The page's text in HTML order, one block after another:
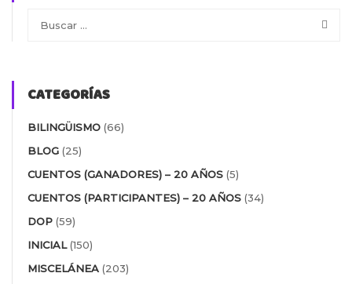
CATEGORÍAS
BILINGÜISMO (66)
BLOG (25)
CUENTOS (GANADORES) – 20 AÑOS (5)
CUENTOS (PARTICIPANTES) – 20 AÑOS (34)
DOP (59)
INICIAL(150)
MISCELÁNEA (203)